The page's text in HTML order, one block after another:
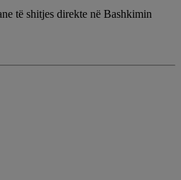
të shitjes direkte në Bashkimin